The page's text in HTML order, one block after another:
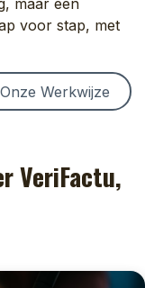
maar een
voor stap, met
Werkwijze
VeriFactu,